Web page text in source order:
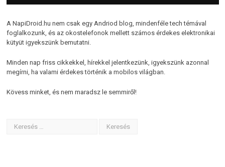
A NapiDroid.hu nem csak egy Andriod blog, mindenféle tech témával
foglalkozunk, és az okostelefonok mellett számos érdekes elektronikai
kütyüt igyekszünk bemutatni.
Minden nap friss cikkekkel, hírekkel jelentkezünk, igyekszünk azonnal
megírni, ha valami érdekes történik a mobilos világban.
Kövess minket, és nem maradsz le semmiről!